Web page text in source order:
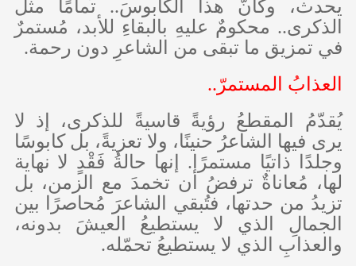
يحدث، وكأنَّ هذا الكابوسَ.. تمامًا مثل
الذكرى.. محكومٌ عليهِ بالبقاءِ للأبد، مُستمرٌ
في تمزيق ما تبقى من الشاعرِ دون رحمة.
العذابُ المستمرّ..
يُقدّمُ المقطعُ رؤيةً قاسيةً للذكرى، إذ لا
يرى فيها الشاعرُ حنينًا، ولا تعزيةً، بل كابوسًا
وجلدًا ذاتيًا مستمرًا. إنها حالةُ فَقْدٍ لا نهاية
لها، مُعاناةٌ ترفضُ أن تخمدَ مع الزمن، بل
تزيدُ من حدتها، فتُبقي الشاعرَ مُحاصرًا بين
الجمالِ الذي لا يستطيعُ العيشَ بدونه،
والعذابِ الذي لا يستطيعُ تحمّله.